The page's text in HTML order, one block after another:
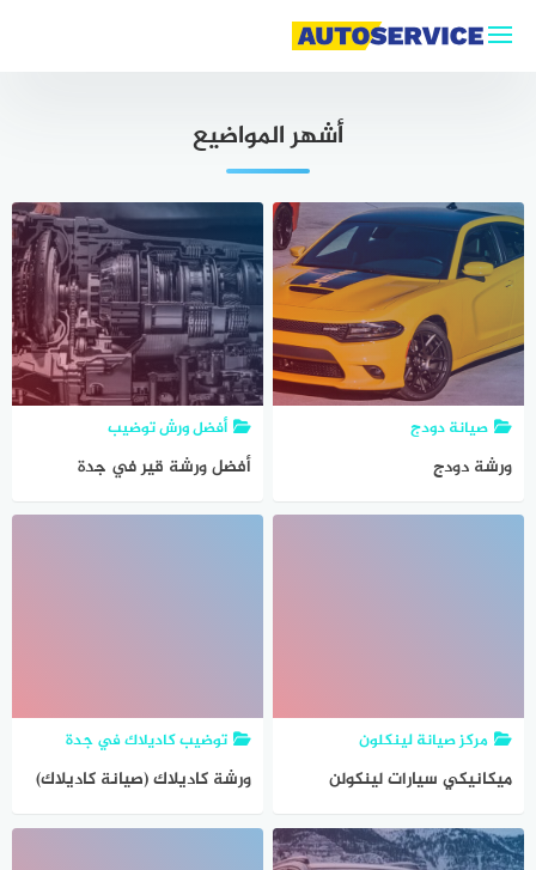
أشهر المواضيع
صيانة دودج
ورشة دودج
أفضل ورش توضيب
أفضل ورشة قير في جدة
مركز صيانة لينكلون
ميكانيكي سيارات لينكولن
توضيب كاديلاك في جدة
ورشة كاديلاك (صيانة كاديلاك)